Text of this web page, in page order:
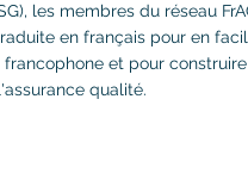
les membres du réseau
en français pour en
et pour
qualité.